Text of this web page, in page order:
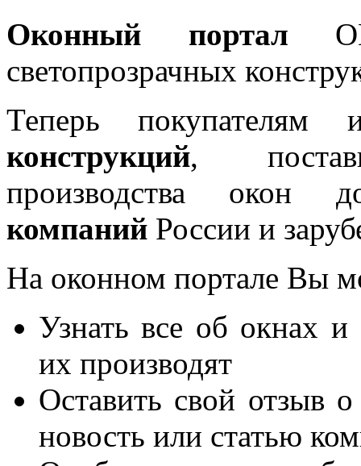
Оконный портал
светопрозрачных
Теперь покупателям
конструкций,
производства окон
компаний России и
На оконном портале Вы
Узнать все об окнах и
их производят
Оставить свой отзыв
новость или статью